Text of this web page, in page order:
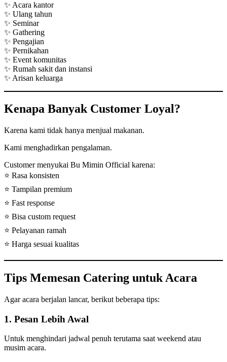
✨ Acara kantor
✨ Ulang tahun
✨ Seminar
✨ Gathering
✨ Pengajian
✨ Pernikahan
✨ Event komunitas
✨ Rumah sakit dan instansi
✨ Arisan keluarga
Kenapa Banyak Customer Loyal?
Karena kami tidak hanya menjual makanan.
Kami menghadirkan pengalaman.
Customer menyukai Bu Mimin Official karena:
⭐ Rasa konsisten
⭐ Tampilan premium
⭐ Fast response
⭐ Bisa custom request
⭐ Pelayanan ramah
⭐ Harga sesuai kualitas
Tips Memesan Catering untuk Acara
Agar acara berjalan lancar, berikut beberapa tips:
1. Pesan Lebih Awal
Untuk menghindari jadwal penuh terutama saat weekend atau
musim acara.